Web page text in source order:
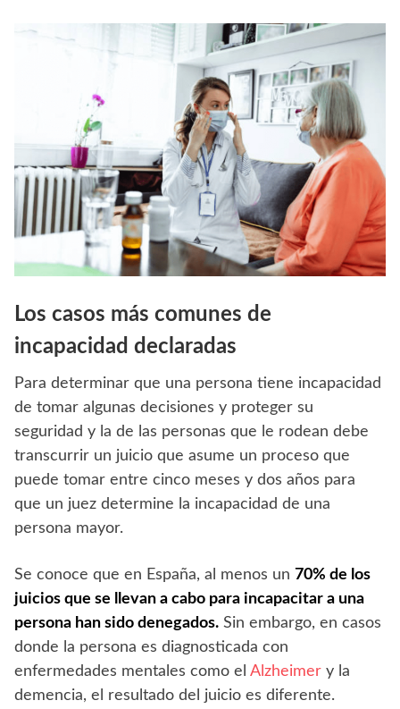
Los casos más comunes de
incapacidad declaradas
Para determinar que una persona tiene incapacidad
de tomar algunas decisiones y proteger su
seguridad y la de las personas que le rodean debe
transcurrir un juicio que asume un proceso que
puede tomar entre cinco meses y dos años para
que un juez determine la incapacidad de una
persona mayor.
Se conoce que en España, al menos un 70% de los
juicios que se llevan a cabo para incapacitar a una
persona han sido denegados. Sin embargo, en casos
donde la persona es diagnosticada con
enfermedades mentales como el Alzheimer y la
demencia, el resultado del juicio es diferente.